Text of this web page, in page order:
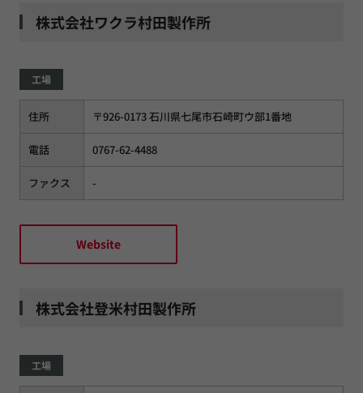
株式会社ワクラ村田製作所
工場
住所 〒926-0173 石川県七尾市石崎町ウ部1番地
電話 0767-62-4488
ファクス -
Website
株式会社登米村田製作所
工場